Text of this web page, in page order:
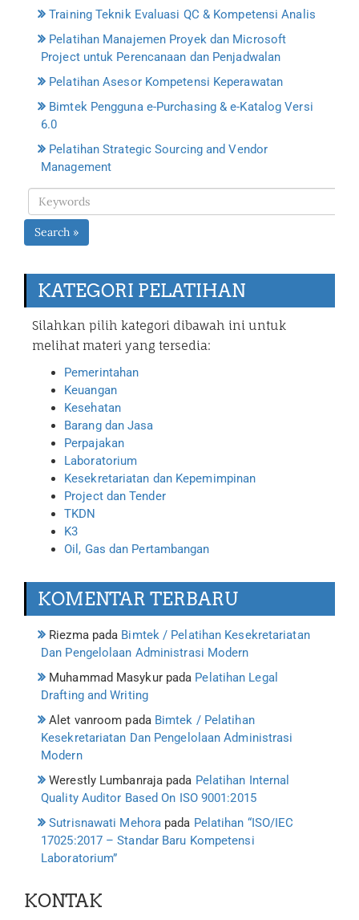
Training Teknik Evaluasi QC & Kompetensi Analis
Pelatihan Manajemen Proyek dan Microsoft
Project untuk Perencanaan dan Penjadwalan
Pelatihan Asesor Kompetensi Keperawatan
Bimtek Pengguna e-Purchasing & e-Katalog Versi
6.0
Pelatihan Strategic Sourcing and Vendor
Management
Search »
KATEGORI PELATIHAN
Silahkan pilih kategori dibawah ini untuk
melihat materi yang tersedia:
Pemerintahan
Keuangan
Kesehatan
Barang dan Jasa
Perpajakan
Laboratorium
Kesekretariatan dan Kepemimpinan
Project dan Tender
TKDN
K3
Oil, Gas dan Pertambangan
KOMENTAR TERBARU
Riezmapada Bimtek / Pelatihan Kesekretariatan
Dan Pengelolaan Administrasi Modern
Muhammad Masykurpada Pelatihan Legal
Drafting and Writing
Alet vanroom pada Bimtek / Pelatihan
Kesekretariatan Dan Pengelolaan Administrasi
Modern
Werestly Lumbanraja pada Pelatihan Internal
Quality Auditor Based On ISO 9001:2015
Sutrisnawati Mehora pada Pelatihan “ISO/IEC
17025:2017 – Standar Baru Kompetensi
Laboratorium”
KONTAK